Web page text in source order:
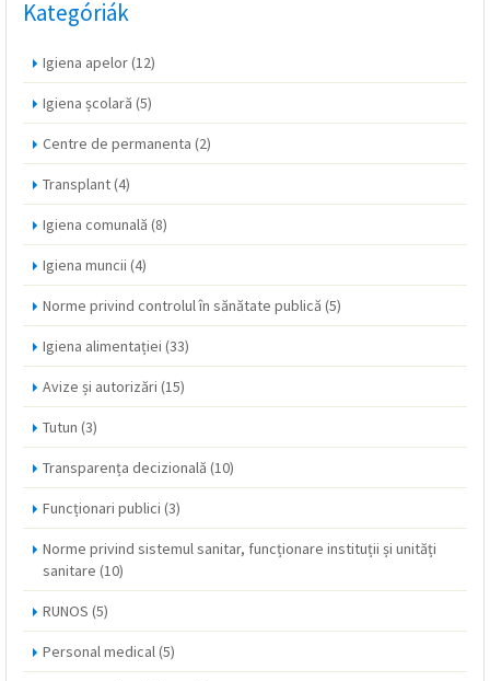
Kategóriák
Igiena apelor(12)
Igiena școlară (5)
Centre de permanenta (2)
Transplant(4)
Igiena comunală (8)
Igiena muncii (4)
Norme privind controlul în sănătate publică (5)
Igiena alimentației (33)
Avize și autorizări (15)
Tutun (3)
Transparența decizională (10)
Funcționari publici (3)
Norme privind sistemul sanitar, funcționare instituții și unități
sanitare (10)
RUNOS (5)
Personal medical(5)